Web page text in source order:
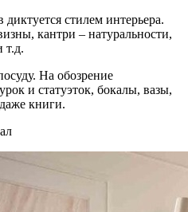
стилем интерьера.
кантри – натуральности,
т.д.
На обозрение
и статуэток, бокалы, вазы,
книги.